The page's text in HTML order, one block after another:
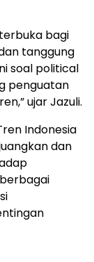
bagi
tanggung
soal political
penguatan
ujar Jazuli.
Indonesia
dan